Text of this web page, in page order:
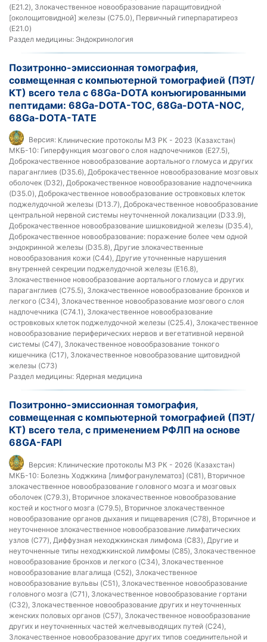
(E21.2), Злокачественное новообразование паращитовидной
[околощитовидной] железы (C75.0), Первичный гиперпаратиреоз
(E21.0)
Раздел медицины: Эндокринология
Позитронно-эмиссионная томография,
совмещенная с компьютерной томографией (ПЭТ/
КТ) всего тела c 68Ga-DOTA конъюгированными
пептидами: 68Ga-DOTA-TOC, 68Ga-DOTA-NOC,
68Ga-DOTA-TATE
Версия: Клинические протоколы МЗ РК - 2023 (Казахстан)
МКБ-10: Гиперфункция мозгового слоя надпочечников (E27.5),
Доброкачественное новообразование аортального гломуса и других
параганглиев (D35.6), Доброкачественное новообразование мозговых
оболочек (D32), Доброкачественное новообразование надпочечника
(D35.0), Доброкачественное новообразование островковых клеток
поджелудочной железы (D13.7), Доброкачественное новообразование
центральной нервной системы неуточненной локализации (D33.9),
Доброкачественное новообразование шишковидной железы (D35.4),
Доброкачественное новообразование: поражение более чем одной
эндокринной железы (D35.8), Другие злокачественные
новообразования кожи (C44), Другие уточненные нарушения
внутренней секреции поджелудочной железы (E16.8),
Злокачественное новообразование аортального гломуса и других
параганглиев (C75.5), Злокачественное новообразование бронхов и
легкого (C34), Злокачественное новообразование мозгового слоя
надпочечника (C74.1), Злокачественное новообразование
островковых клеток поджелудочной железы (C25.4), Злокачественное
новообразование периферических нервов и вегетативной нервной
системы (C47), Злокачественное новообразование тонкого
кишечника (C17), Злокачественное новообразование щитовидной
железы (C73)
Раздел медицины: Ядерная медицина
Позитронно-эмиссионная томография,
совмещенная с компьютерной томографией (ПЭТ/
КТ) всего тела, с применением РФЛП на основе
68GA-FAPI
Версия: Клинические протоколы МЗ РК - 2026 (Казахстан)
МКБ-10: Болезнь Ходжкина [лимфогранулематоз] (C81), Вторичное
злокачественное новообразование головного мозга и мозговых
оболочек (C79.3), Вторичное злокачественное новообразование
костей и костного мозга (C79.5), Вторичное злокачественное
новообразование органов дыхания и пищеварения (C78), Вторичное и
неуточненное злокачественное новообразование лимфатических
узлов (C77), Диффузная неходжкинская лимфома (C83), Другие и
неуточненные типы неходжкинской лимфомы (C85), Злокачественное
новообразование бронхов и легкого (C34), Злокачественное
новообразование влагалища (C52), Злокачественное
новообразование вульвы (C51), Злокачественное новообразование
головного мозга (C71), Злокачественное новообразование гортани
(C32), Злокачественное новообразование других и неуточненных
женских половых органов (C57), Злокачественное новообразование
других и неуточненных частей желчевыводящих путей (C24),
Злокачественное новообразование других типов соединительной и